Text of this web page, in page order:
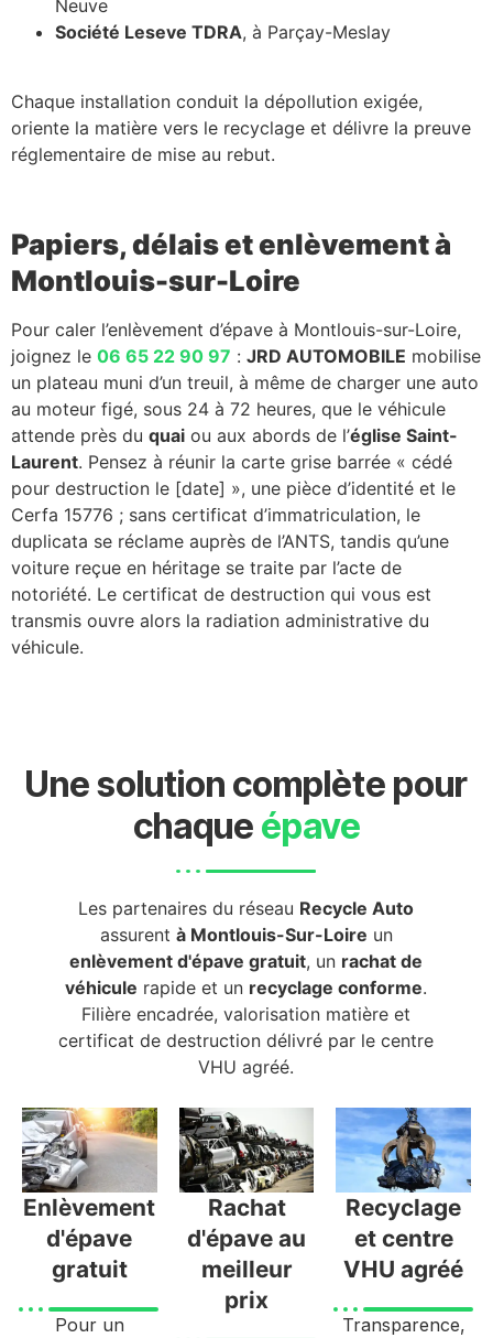
Neuve
Société Leseve TDRA, à Parçay-Meslay
Chaque installation conduit la dépollution exigée,
oriente la matière vers le recyclage et délivre la preuve
réglementaire de mise au rebut.
Papiers, délais et enlèvement à
Montlouis-sur-Loire
Pour caler l’enlèvement d’épave à Montlouis-sur-Loire,
joignez le 06 65 22 90 97 : JRD AUTOMOBILE mobilise
un plateau muni d’un treuil, à même de charger une auto
au moteur figé, sous 24 à 72 heures, que le véhicule
attende près du quai ou aux abords de l’église Saint-
Laurent. Pensez à réunir la carte grise barrée « cédé
pour destruction le [date] », une pièce d’identité et le
Cerfa 15776 ; sans certificat d’immatriculation, le
duplicata se réclame auprès de l’ANTS, tandis qu’une
voiture reçue en héritage se traite par l’acte de
notoriété. Le certificat de destruction qui vous est
transmis ouvre alors la radiation administrative du
véhicule.
Une solution complète pour
chaque épave
Les partenaires du réseau Recycle Auto
assurent à Montlouis-Sur-Loire un
enlèvement d'épave gratuit, un rachat de
véhicule rapide et un recyclage conforme.
Filière encadrée, valorisation matière et
certificat de destruction délivré par le centre
VHU agréé.
Enlèvement
d'épave
gratuit
Pour un
Rachat
d'épave au
meilleur
prix
Recyclage
et centre
VHU agréé
Transparence,